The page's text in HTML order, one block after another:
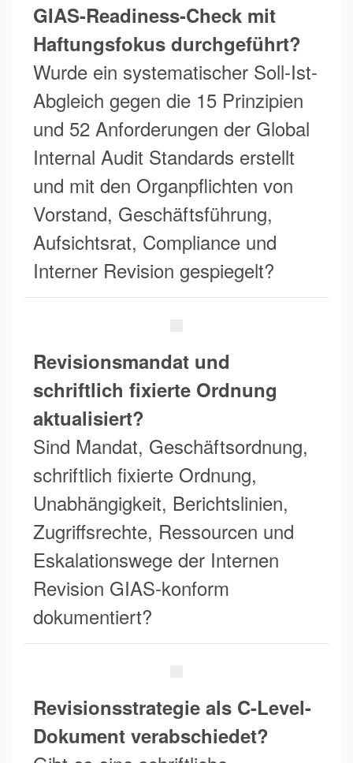
GIAS-Readiness-Check mit
Haftungsfokus durchgeführt?
Wurde ein systematischer Soll-Ist-
Abgleich gegen die 15 Prinzipien
und 52 Anforderungen der Global
Internal Audit Standards erstellt
und mit den Organpflichten von
Vorstand, Geschäftsführung,
Aufsichtsrat, Compliance und
Interner Revision gespiegelt?
Revisionsmandat und
schriftlich fixierte Ordnung
aktualisiert?
Sind Mandat, Geschäftsordnung,
schriftlich fixierte Ordnung,
Unabhängigkeit, Berichtslinien,
Zugriffsrechte, Ressourcen und
Eskalationswege der Internen
Revision GIAS-konform
dokumentiert?
Revisionsstrategie als C-Level-
Dokument verabschiedet?